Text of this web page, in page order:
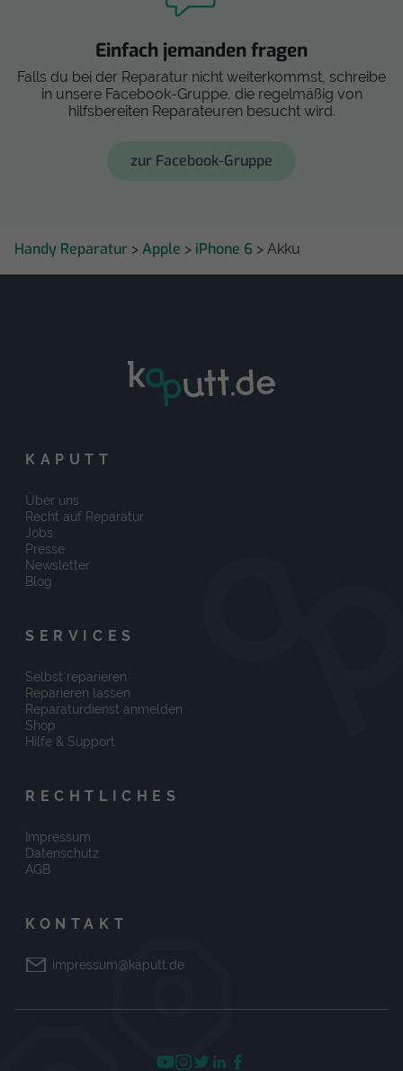
Einfach jemanden fragen
Falls du bei der Reparatur nicht weiterkommst, schreibe
in unsere Facebook-Gruppe, die regelmäßig von
hilfsbereiten Reparateuren besucht wird.
zur Facebook-Gruppe
Handy Reparatur > Apple > iPhone 6 > Akku
KAPUTT
Über uns
Recht auf Reparatur
Jobs
Presse
Newsletter
Blog
SERVICES
Selbst reparieren
Reparieren lassen
Reparaturdienst anmelden
Shop
Hilfe & Support
RECHTLICHES
Impressum
Datenschutz
AGB
KONTAKT
impressum@kaputt.de